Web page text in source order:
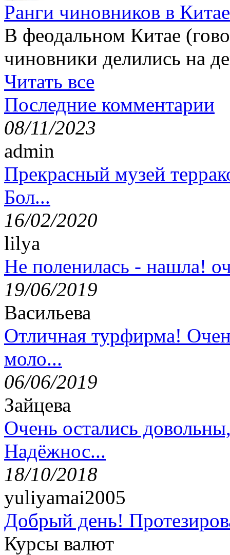
Ранги чиновников в Китае
В феодальном Китае
чиновники делились на
Читать все
Последние комментарии
08/11/2023
admin
Прекрасный музей
Бол...
16/02/2020
lilya
Не поленилась - нашла!
19/06/2019
Васильева
Отличная турфирма!
моло...
06/06/2019
Зайцева
Очень остались
Надёжнос...
18/10/2018
yuliyamai2005
Добрый день!
Курсы валют